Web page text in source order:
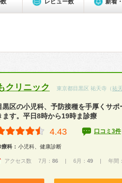
クリニック 東京都目黒区 祐天寺（祐
黒区の小児科、予防接種を手厚くサ
ます。平日8時から19時ま診療
4.43 口コミ3件
療科： 小児科、健康診断
アクセス数 7月： 86 | 6月： 49 | 年間：